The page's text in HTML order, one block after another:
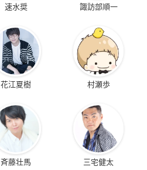
速水奨 諏訪部順一
花江夏樹 村瀬歩
斉藤壮馬 三宅健太